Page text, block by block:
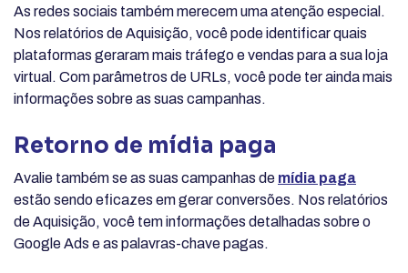
As redes sociais também merecem uma atenção especial.
Nos relatórios de Aquisição, você pode identificar quais
plataformas geraram mais tráfego e vendas para a sua loja
virtual. Com parâmetros de URLs, você pode ter ainda mais
informações sobre as suas campanhas.
Retorno de mídia paga
Avalie também se as suas campanhas de mídia paga
estão sendo eficazes em gerar conversões. Nos relatórios
de Aquisição, você tem informações detalhadas sobre o
Google Ads e as palavras-chave pagas.